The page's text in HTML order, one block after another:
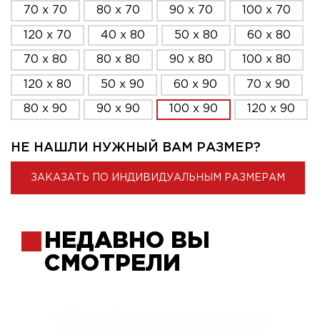
70 x 70 80 x 70 90 x 70 100 x 70
120 x 70 40 x 80 50 x 80 60 x 80
70 x 80 80 x 80 90 x 80 100 x 80
120 x 80 50 x 90 60 x 90 70 x 90
80 x 90 90 x 90 100 x 90 120 x 90
НЕ НАШЛИ НУЖНЫЙ ВАМ РАЗМЕР?
ЗАКАЗАТЬ ПО ИНДИВИДУАЛЬНЫМ РАЗМЕРАМ
НЕДАВНО ВЫ
СМОТРЕЛИ